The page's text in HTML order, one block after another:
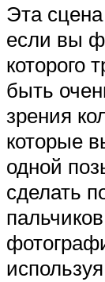
Эта
если вы
которого
быть
зрения
которые
одной
сделать